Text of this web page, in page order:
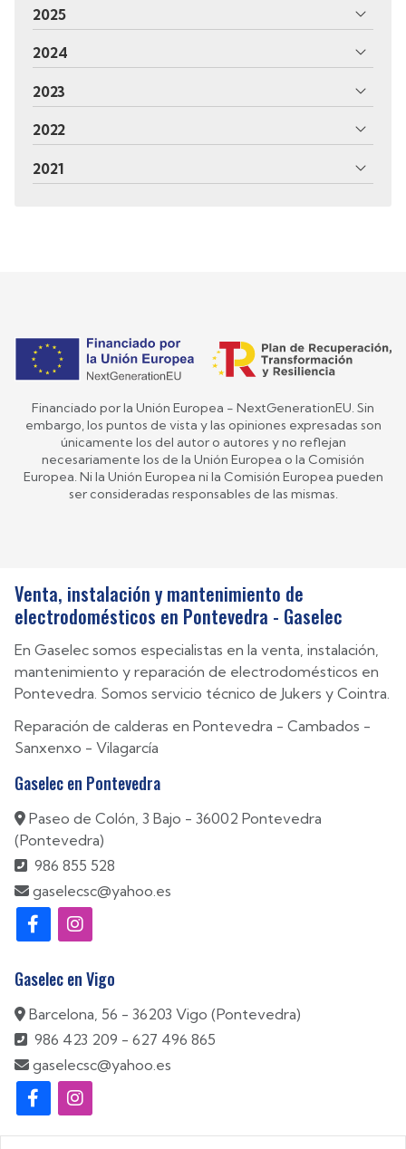
2025
2024
2023
2022
2021
Financiado por la Unión Europea - NextGenerationEU. Sin
embargo, los puntos de vista y las opiniones expresadas son
únicamente los del autor o autores y no reflejan
necesariamente los de la Unión Europea o la Comisión
Europea. Ni la Unión Europea ni la Comisión Europea pueden
ser consideradas responsables de las mismas.
Venta, instalación y mantenimiento de
electrodomésticos en Pontevedra - Gaselec
En Gaselec somos especialistas en la venta, instalación,
mantenimiento y reparación de electrodomésticos en
Pontevedra. Somos servicio técnico de Jukers y Cointra.
Reparación de calderas en Pontevedra - Cambados -
Sanxenxo - Vilagarcía
Gaselec en Pontevedra
Paseo de Colón, 3 Bajo - 36002 Pontevedra
(Pontevedra)
986 855 528
gaselecsc@yahoo.es
Gaselec en Vigo
Barcelona, 56 - 36203 Vigo (Pontevedra)
986 423 209 - 627 496 865
gaselecsc@yahoo.es